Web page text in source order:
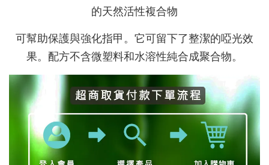
的天然活性複合物
可幫助保護與強化指甲。它可留下了整潔的啞光效
果。配方不含微塑料和水溶性純合成聚合物。